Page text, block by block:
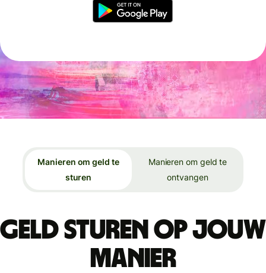
Manieren om geld te
sturen
Manieren om geld te
ontvangen
Geld sturen op jouw
manier